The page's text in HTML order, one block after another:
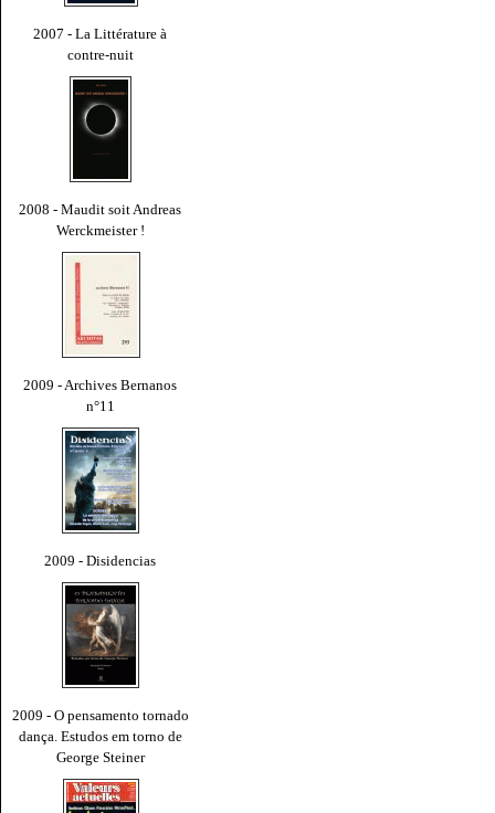
2007 - La Littérature à
contre-nuit
2008 - Maudit soit Andreas
Werckmeister !
2009 - Archives Bernanos
n°11
2009 - Disidencias
2009 - O pensamento tornado
dança. Estudos em torno de
George Steiner